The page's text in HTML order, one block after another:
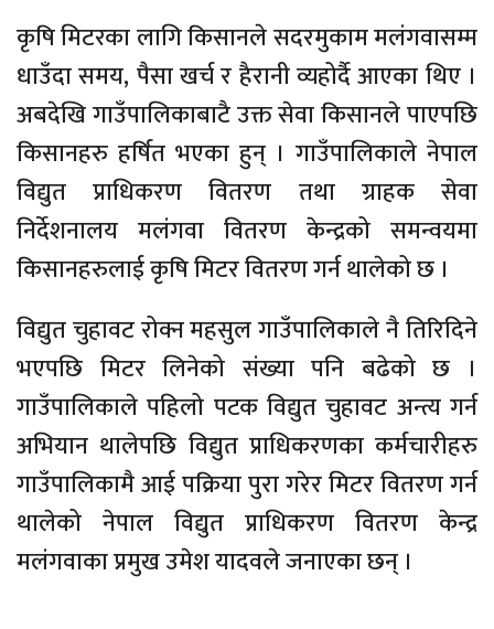
कृषि मिटरका लागि किसानले सदरमुकाम मलंगवासम्म
धाउँदा समय, पैसा खर्च र हैरानी व्यहोर्दै आएका थिए ।
अबदेखि गाउँपालिकाबाटै उक्त सेवा किसानले पाएपछि
किसानहरु हर्षित भएका हुन् । गाउँपालिकाले नेपाल
विद्युत प्राधिकरण वितरण तथा ग्राहक सेवा
निर्देशनालय मलंगवा वितरण केन्द्रको समन्वयमा
किसानहरुलाई कृषि मिटर वितरण गर्न थालेको छ ।
विद्युत चुहावट रोक्न महसुल गाउँपालिकाले नै तिरिदिने
भएपछि मिटर लिनेको संख्या पनि बढेको छ ।
गाउँपालिकाले पहिलो पटक विद्युत चुहावट अन्त्य गर्न
अभियान थालेपछि विद्युत प्राधिकरणका कर्मचारीहरु
गाउँपालिकामै आई पक्रिया पुरा गरेर मिटर वितरण गर्न
थालेको नेपाल विद्युत प्राधिकरण वितरण केन्द्र
मलंगवाका प्रमुख उमेश यादवले जनाएका छन् ।